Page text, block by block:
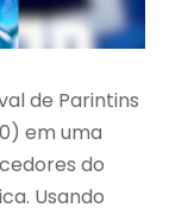
de Parintins
em uma
do
Usando